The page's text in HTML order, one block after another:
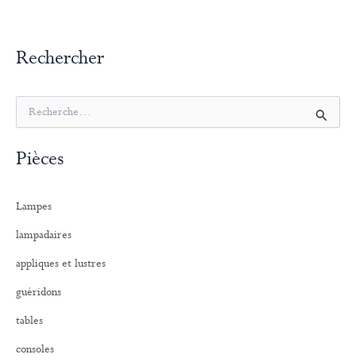
Rechercher
e
h
c
e
:
Pièces
Lampes
lampadaires
appliques et lustres
guéridons
tables
consoles